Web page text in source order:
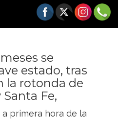
se
estado, tras
la rotonda de
Fe,
primera hora de la